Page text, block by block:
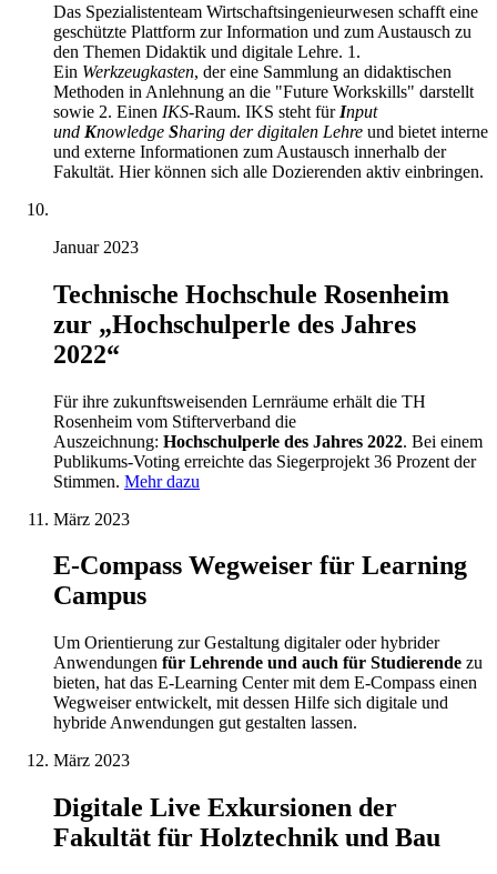
Das Spezialistenteam Wirtschaftsingenieurwesen schafft eine
geschützte Plattform zur Information und zum Austausch zu
den Themen Didaktik und digitale Lehre. 1.
Ein Werkzeugkasten, der eine Sammlung an didaktischen
Methoden in Anlehnung an die "Future Workskills" darstellt
sowie 2. Einen IKS-Raum. IKS steht für Input
und Knowledge Sharing der digitalen Lehre und bietet interne
und externe Informationen zum Austausch innerhalb der
Fakultät. Hier können sich alle Dozierenden aktiv einbringen.
Januar 2023
Technische Hochschule Rosenheim
zur „Hochschulperle des Jahres
2022“
Für ihre zukunftsweisenden Lernräume erhält die TH
Rosenheim vom Stifterverband die
Auszeichnung: Hochschulperle des Jahres 2022. Bei einem
Publikums-Voting erreichte das Siegerprojekt 36 Prozent der
Stimmen. Mehr dazu
März 2023
E-Compass Wegweiser für Learning
Campus
Um Orientierung zur Gestaltung digitaler oder hybrider
Anwendungen für Lehrende und auch für Studierende zu
bieten, hat das E-Learning Center mit dem E-Compass einen
Wegweiser entwickelt, mit dessen Hilfe sich digitale und
hybride Anwendungen gut gestalten lassen.
März 2023
Digitale Live Exkursionen der
Fakultät für Holztechnik und Bau